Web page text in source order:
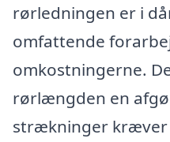
rørledningen er i
omfattende
omkostningerne.
rørlængden en
strækninger kræver